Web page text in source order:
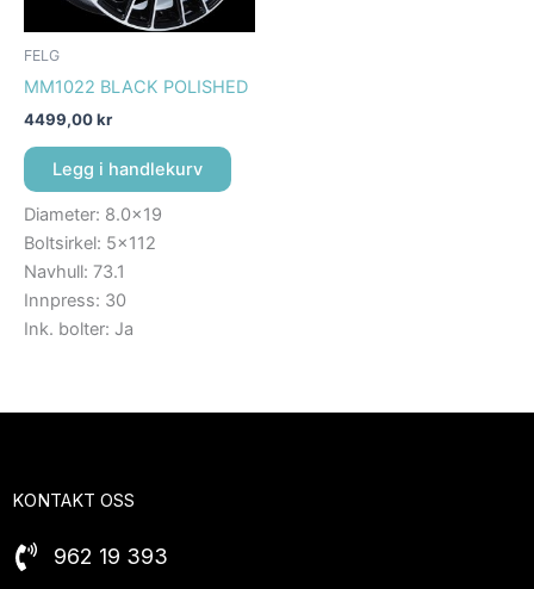
FELG
MM1022 BLACK POLISHED
4499,00kr
Legg i handlekurv
Diameter: 8.0×19
Boltsirkel: 5×112
Navhull: 73.1
Innpress: 30
Ink. bolter: Ja
KONTAKT OSS
962 19 393